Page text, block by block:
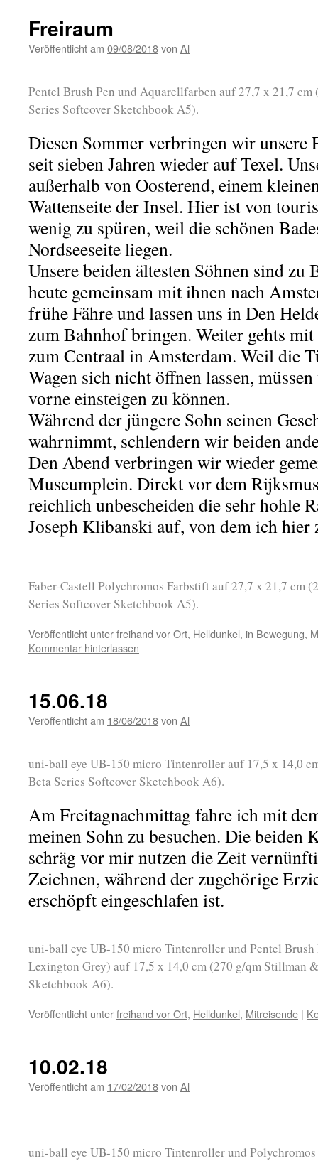
Freiraum
Veröffentlicht am 09/08/2018von Al
Pentel Brush Pen und Aquarellfarben auf 27,7 x 21,7
Series Softcover Sketchbook A5).
Diesen Sommer verbringen wir unsere
seit sieben Jahren wieder auf Texel.
außerhalb von Oosterend, einem
Wattenseite der Insel. Hier ist von
wenig zu spüren, weil die schönen
Nordseeseite liegen.
Unsere beiden ältesten Söhnen sind zu
heute gemeinsam mit ihnen nach
frühe Fähre und lassen uns in Den
zum Bahnhof bringen. Weiter gehts
zum Centraal in Amsterdam. Weil die
Wagen sich nicht öffnen lassen,
vorne einsteigen zu können.
Während der jüngere Sohn seinen
wahrnimmt, schlendern wir beiden
Den Abend verbringen wir wieder
Museumplein. Direkt vor dem
reichlich unbescheiden die sehr hohle
Joseph Klibanski auf, von dem ich hier
Faber-Castell Polychromos Farbstift auf 27,7 x 21,7 cm
Series Softcover Sketchbook A5).
Veröffentlicht unterfreihand vor Ort, Helldunkel, in Bewegung,
Kommentar hinterlassen
15.06.18
Veröffentlicht am 18/06/2018von Al
uni-ball eye UB-150 micro Tintenroller auf 17,5 x 14,0
Beta Series Softcover Sketchbook A6).
Am Freitagnachmittag fahre ich mit
meinen Sohn zu besuchen. Die beiden
schräg vor mir nutzen die Zeit
Zeichnen, während der zugehörige
erschöpft eingeschlafen ist.
uni-ball eye UB-150 micro Tintenroller und Pentel
Lexington Grey) auf 17,5 x 14,0 cm (270 g/qm Stillman
Sketchbook A6).
Veröffentlicht unterfreihand vor Ort, Helldunkel, Mitreisende |
10.02.18
Veröffentlicht am 17/02/2018von Al
uni-ball eye UB-150 micro Tintenroller und